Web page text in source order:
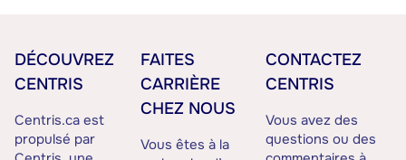
DÉCOUVREZ
CENTRIS
Centris.ca est
propulsé par
FAITES
CARRIÈRE
CHEZ NOUS
Vous êtes à la
CONTACTEZ
CENTRIS
Vous avez des
questions ou des